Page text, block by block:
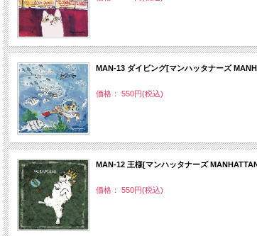
MAN‐13 ダイビング[マンハッタナーズ
価格： 550円(税込)
MAN‐12 王様[マンハッタナーズ
価格： 550円(税込)